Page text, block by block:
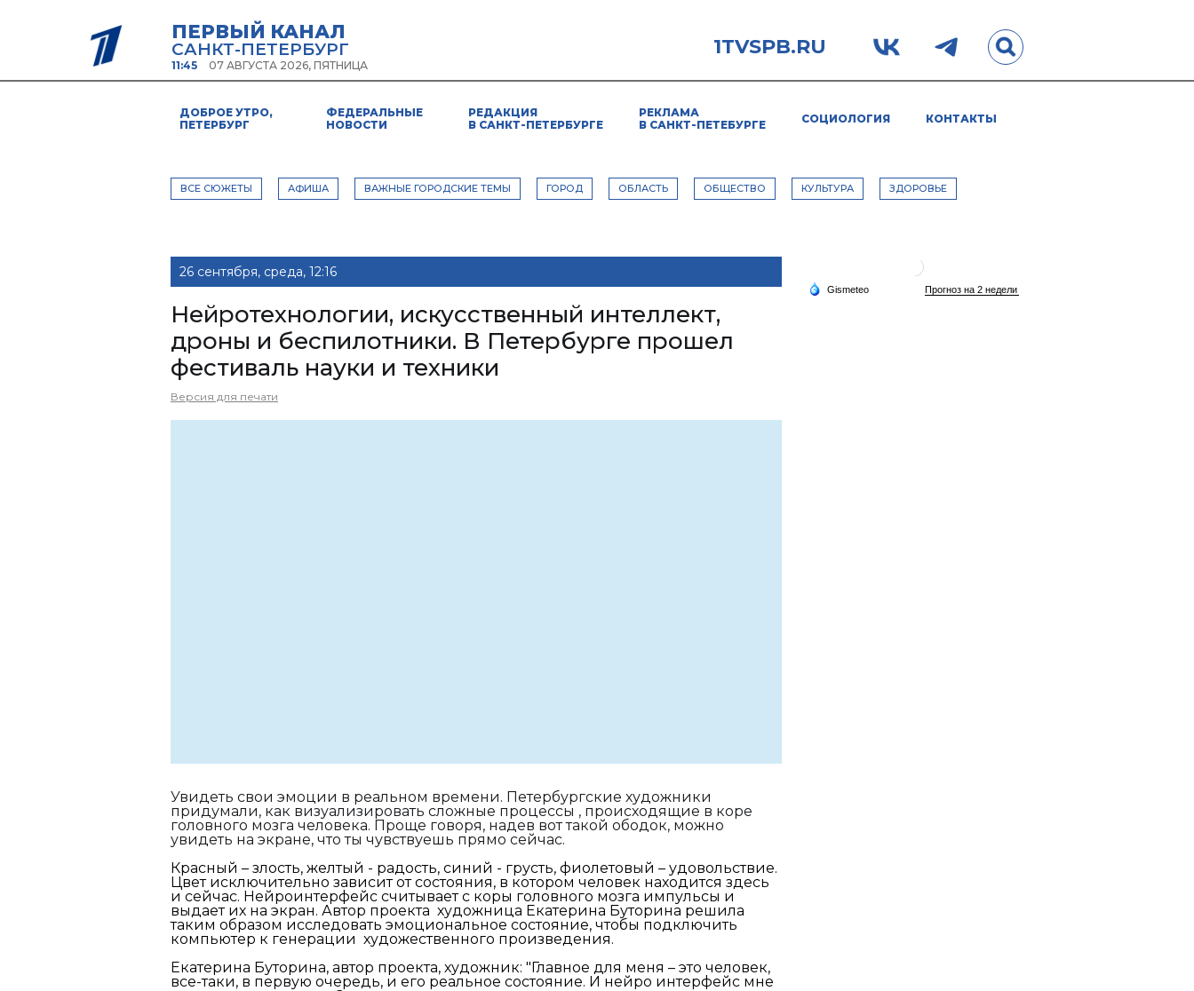
ПЕРВЫЙ КАНАЛ
САНКТ-ПЕТЕРБУРГ
11:45 07 АВГУСТА 2026, ПЯТНИЦА
1TVSPB.RU
ДОБРОЕ УТРО,
ПЕТЕРБУРГ
ФЕДЕРАЛЬНЫЕ
НОВОСТИ
РЕДАКЦИЯ
В САНКТ-ПЕТЕРБУРГЕ
РЕКЛАМА
В САНКТ-ПЕТЕБУРГЕ
СОЦИОЛОГИЯ КОНТАКТЫ
ВСЕ СЮЖЕТЫ АФИША ВАЖНЫЕ ГОРОДСКИЕ ТЕМЫ ГОРОД ОБЛАСТЬ ОБЩЕСТВО КУЛЬТУРА ЗДОРОВЬЕ
26 сентября, среда, 12:16
Нейротехнологии, искусственный интеллект,
дроны и беспилотники. В Петербурге прошел
фестиваль науки и техники
Версия для печати
Увидеть свои эмоции в реальном времени. Петербургские художники
придумали, как визуализировать сложные процессы , происходящие в коре
головного мозга человека. Проще говоря, надев вот такой ободок, можно
увидеть на экране, что ты чувствуешь прямо сейчас.
Красный – злость, желтый - радость, синий - грусть, фиолетовый – удовольствие.
Цвет исключительно зависит от состояния, в котором человек находится здесь
и сейчас. Нейроинтерфейс считывает с коры головного мозга импульсы и
выдает их на экран. Автор проекта художница Екатерина Буторина решила
таким образом исследовать эмоциональное состояние, чтобы подключить
компьютер к генерации художественного произведения.
Екатерина Буторина, автор проекта, художник: "Главное для меня – это человек,
все-таки, в первую очередь, и его реальное состояние. И нейро интерфейс мне